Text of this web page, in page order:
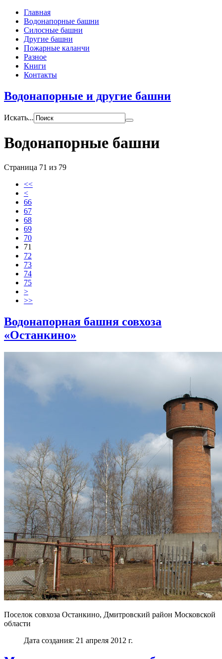
Главная
Водонапорные башни
Силосные башни
Другие башни
Пожарные каланчи
Разное
Книги
Контакты
Водонапорные и другие башни
Искать...
Водонапорные башни
Страница 71 из 79
<<
<
66
67
68
69
70
71
72
73
74
75
>
>>
Водонапорная башня совхоза
«Останкино»
Поселок совхоза Останкино, Дмитровский район Московской
области
Дата создания: 21 апреля 2012 г.